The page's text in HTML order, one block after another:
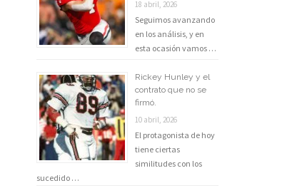
18 abril, 2026
Seguimos avanzando
en los análisis, y en
esta ocasión vamos …
Rickey Hunley y el
contrato que no se
firmó.
10 abril, 2026
El protagonista de hoy
tiene ciertas
similitudes con los
sucedido …